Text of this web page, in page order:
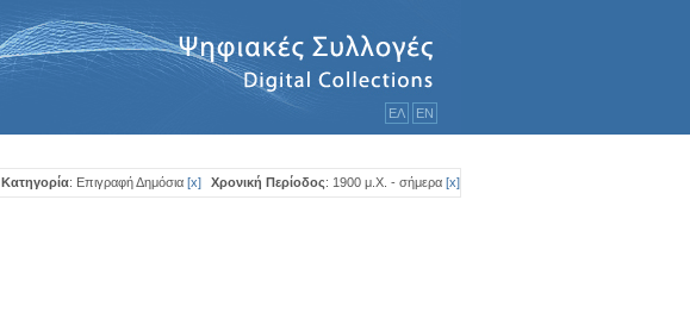
ΕΛ ΕΝ
Κατηγορία: Επιγραφή Δημόσια [x] Χρονική Περίοδος: 1900 μ.Χ. - σήμερα [x]